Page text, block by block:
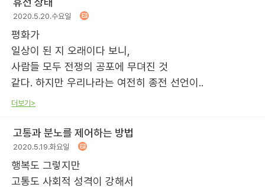
2020.5.20.수요일
평화가
일상이 된 지 오래이다 보니,
사람들 모두 전쟁의 공포에 무뎌진 것
같다. 하지만 우리나라는 여전히 종전 선언이..
더보기>
고통과 분노를 제어하는 방법
2020.5.19.화요일
행복도 그렇지만
고통도 사회적 성격이 강해서